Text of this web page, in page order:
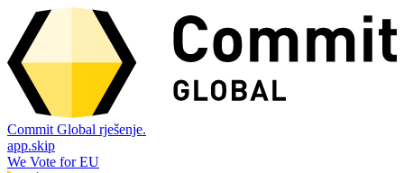
Commit Global rješenje.
app.skip
We Vote for EU